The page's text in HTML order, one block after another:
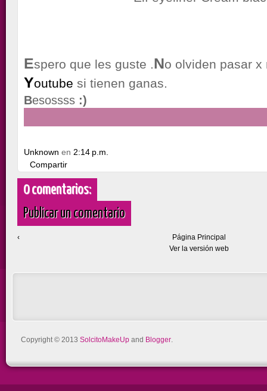
Espero que les guste .No olviden pasar x
Youtube si tienen ganas.
Besossss :)
Unknownen 2:14 p.m.
Compartir
0 comentarios:
Publicar un comentario
‹
Página Principal
Ver la versión web
Copyright © 2013 SolcitoMakeUp and Blogger.